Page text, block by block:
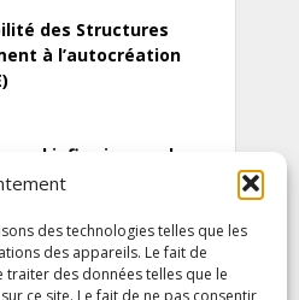
des technologies telles que les
des appareils. Le fait de
des données telles que le
ce site. Le fait de ne pas consentir
des Structures
à l’autocréation
infirmier :quels
de soins pour